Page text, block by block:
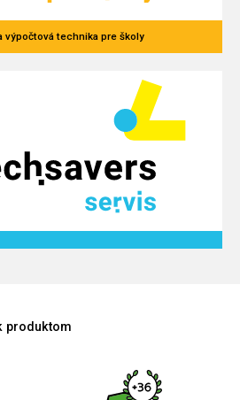
výpočtová technika pre školy
produktom